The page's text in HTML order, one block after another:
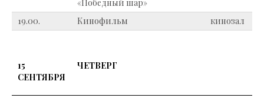
«Победный шар»
19.00. Кинофильм кинозал
15
СЕНТЯБРЯ
ЧЕТВЕРГ